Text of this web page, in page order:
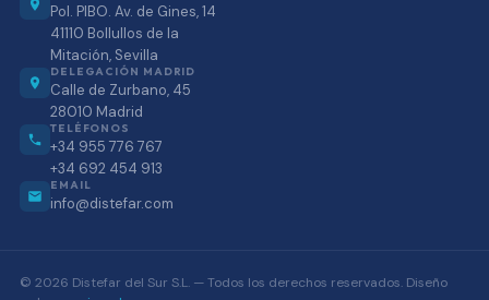
Pol. PIBO. Av. de Gines, 14
41110 Bollullos de la
Mitación, Sevilla
DELEGACIÓN MADRID
Calle de Zurbano, 45
28010 Madrid
TELÉFONOS
+34 955 776 767
+34 692 454 913
EMAIL
info@distefar.com
© 2026 Distefar del Sur S.L. — Todos los derechos reservados. Diseño